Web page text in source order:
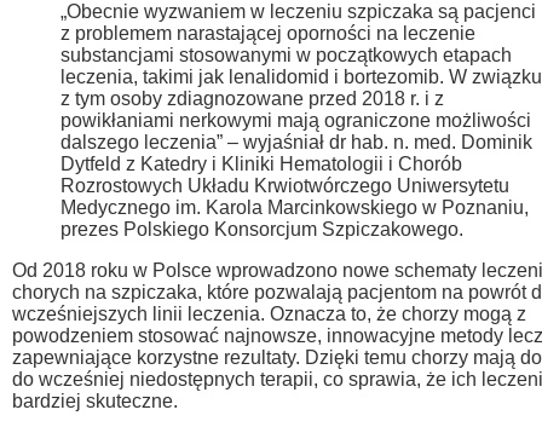
„Obecnie wyzwaniem w leczeniu szpiczaka są pacjenci
z problemem narastającej oporności na leczenie
substancjami stosowanymi w początkowych etapach
leczenia, takimi jak lenalidomid i bortezomib. W związku
z tym osoby zdiagnozowane przed 2018 r. i z
powikłaniami nerkowymi mają ograniczone możliwości
dalszego leczenia” – wyjaśniał dr hab. n. med. Dominik
Dytfeld z Katedry i Kliniki Hematologii i Chorób
Rozrostowych Układu Krwiotwórczego Uniwersytetu
Medycznego im. Karola Marcinkowskiego w Poznaniu,
prezes Polskiego Konsorcjum Szpiczakowego.
Od 2018 roku w Polsce wprowadzono nowe schematy
chorych na szpiczaka, które pozwalają pacjentom na powrót
wcześniejszych linii leczenia. Oznacza to, że chorzy mogą z
powodzeniem stosować najnowsze, innowacyjne metody
zapewniające korzystne rezultaty. Dzięki temu chorzy mają
do wcześniej niedostępnych terapii, co sprawia, że ich
bardziej skuteczne.